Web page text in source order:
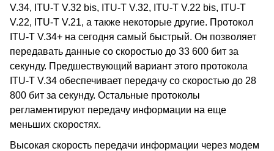
V.34, ITU-T V.32 bis, ITU-T V.32, ITU-T V.22 bis, ITU-T
V.22, ITU-T V.21, а также некоторые другие. Протокол
ITU-T V.34+ на сегодня самый быстрый. Он позволяет
передавать данные со скоростью до 33 600 бит за
секунду. Предшествующий вариант этого протокола
ITU-T V.34 обеспечивает передачу со скоростью до 28
800 бит за секунду. Остальные протоколы
регламентируют передачу информации на еще
меньших скоростях.
Высокая скорость передачи информации через модем